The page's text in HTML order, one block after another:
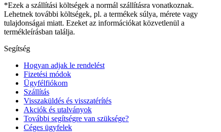
*Ezek a szállítási költségek a normál szállításra vonatkoznak.
Lehetnek további költségek, pl. a termékek súlya, mérete vagy
tulajdonságai miatt. Ezeket az információkat közvetlenül a
termékleírásban találja.
Segítség
Hogyan adjak le rendelést
Fizetési módok
Ügyfélfiókom
Szállítás
Visszaküldés és visszatérítés
Akciók és utalványok
További segítségre van szüksége?
Céges ügyfelek